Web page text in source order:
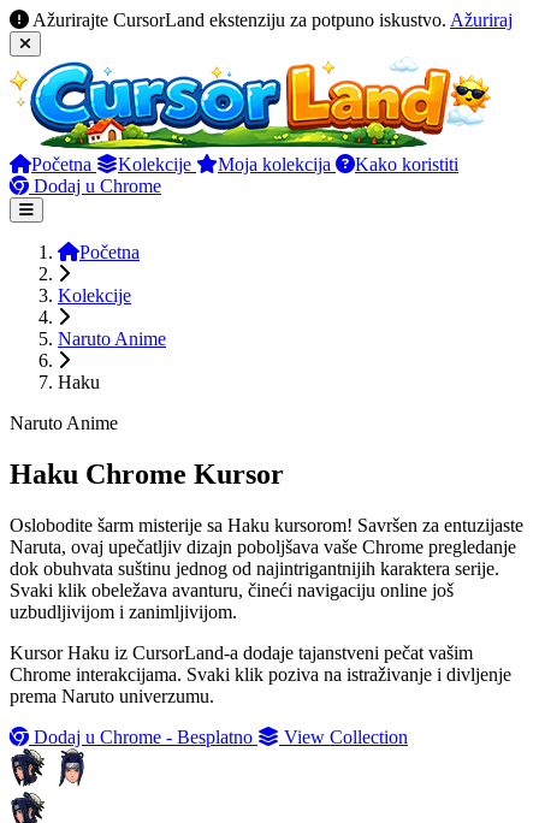
Ažurirajte CursorLand ekstenziju za potpuno iskustvo. Ažuriraj
Početna Kolekcije Moja kolekcija
Kako koristiti
Dodaj u Chrome
Početna
Kolekcije
Naruto Anime
Haku
Naruto Anime
Haku Chrome Kursor
Oslobodite šarm misterije sa Haku kursorom! Savršen za entuzijaste
Naruta, ovaj upečatljiv dizajn poboljšava vaše Chrome pregledanje
dok obuhvata suštinu jednog od najintrigantnijih karaktera serije.
Svaki klik obeležava avanturu, čineći navigaciju online još
uzbudljivijom i zanimljivijom.
Kursor Haku iz CursorLand-a dodaje tajanstveni pečat vašim
Chrome interakcijama. Svaki klik poziva na istraživanje i divljenje
prema Naruto univerzumu.
Dodaj u Chrome - Besplatno
View Collection